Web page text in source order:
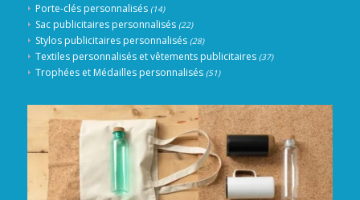
Porte-clés personnalisés (14)
Sac publicitaires personnalisés (22)
Stylos publicitaires personnalisés (28)
Textiles personnalisés et vêtements publicitaires (37)
Trophées et Médailles personnalisés (51)